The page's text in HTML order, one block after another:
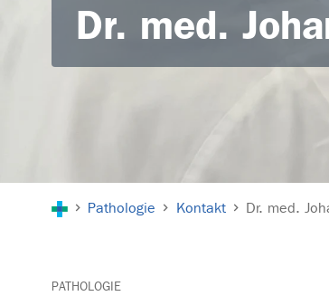
Dr. med.
Pathologie Kontakt Dr. med.
PATHOLOGIE